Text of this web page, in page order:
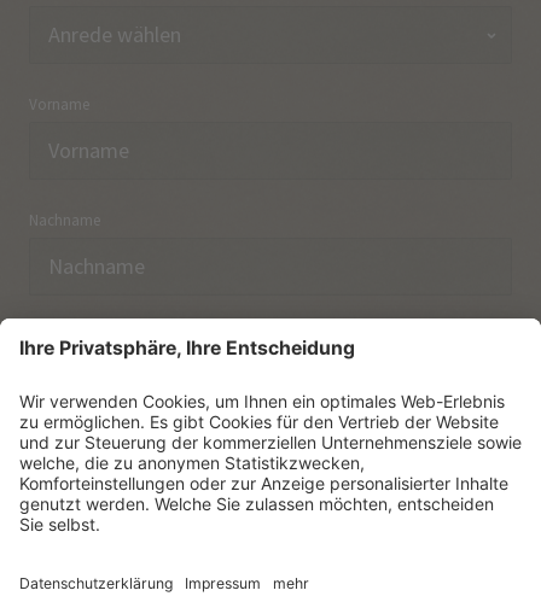
Vorname
Nachname
E-Mail
Ich habe dieDatenschutzerklärungzur Kenntnis
genommen.
NEWSLETTER ABONNIEREN